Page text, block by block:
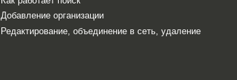
Добавление организации
Редактирование, объединение в сеть, удаление